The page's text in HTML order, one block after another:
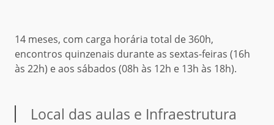
14 meses, com carga horária total de 360h,
encontros quinzenais durante as sextas-feiras (16h
às 22h) e aos sábados (08h às 12h e 13h às 18h).
Local das aulas e Infraestrutura